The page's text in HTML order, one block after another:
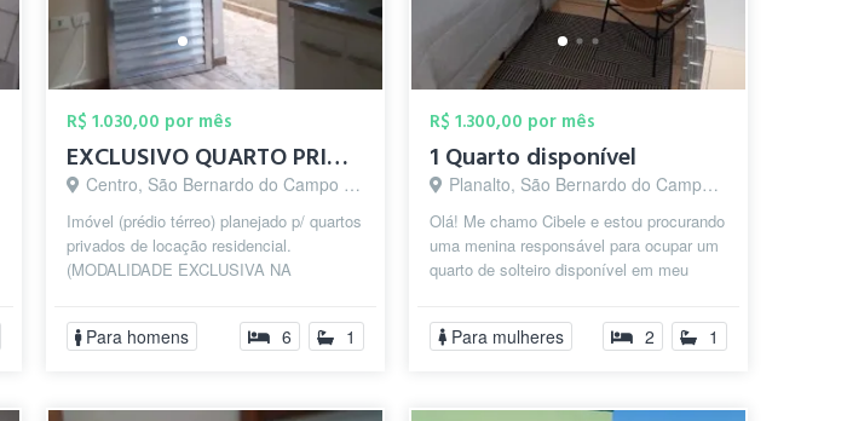
R$ 1.030,00 por mês
EXCLUSIVO QUARTO PRIVATIVO P/ HOMENS - C...
Centro, São Bernardo do Campo - SP
Imóvel (prédio térreo) planejado p/ quartos
privados de locação residencial.
(MODALIDADE EXCLUSIVA NA
quartos com...
Para homens 6 1
R$ 1.300,00 por mês
1 Quarto disponível
Planalto, São Bernardo do Campo - SP
Olá! Me chamo Cibele e estou procurando
uma menina responsável para ocupar um
quarto de solteiro disponível em meu
Para mulheres 2 1